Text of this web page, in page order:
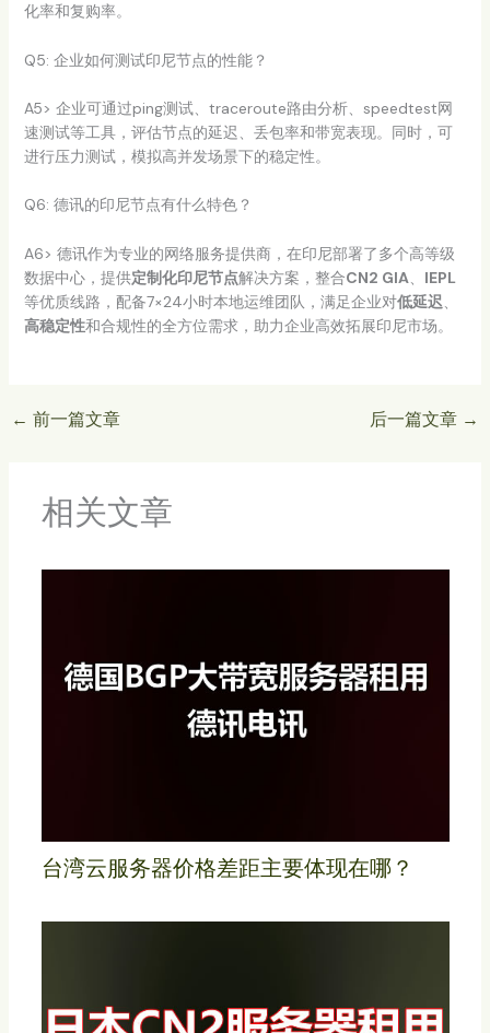
化率和复购率。
Q5: 企业如何测试印尼节点的性能？
A5> 企业可通过ping测试、traceroute路由分析、speedtest网
速测试等工具，评估节点的延迟、丢包率和带宽表现。同时，可
进行压力测试，模拟高并发场景下的稳定性。
Q6: 德讯的印尼节点有什么特色？
A6> 德讯作为专业的网络服务提供商，在印尼部署了多个高等级
数据中心，提供定制化印尼节点解决方案，整合CN2 GIA、 IEPL
等优质线路，配备7×24小时本地运维团队，满足企业对低延迟、
高稳定性和合规性的全方位需求，助力企业高效拓展印尼市场。
← 前一篇文章 后一篇文章 →
相关文章
台湾云服务器价格差距主要体现在哪？